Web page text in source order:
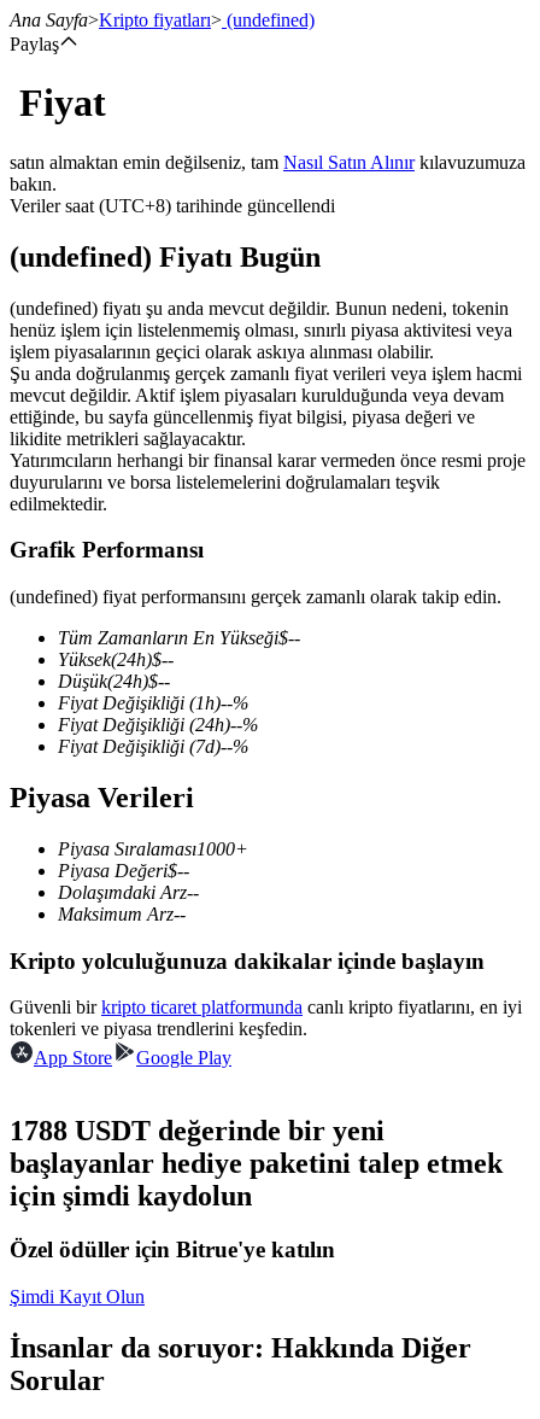
Vadeli İşlemler
USDT Vadeli İşlemleri
Teminat olarak USDT kullanan vadeli işlemler
COIN-M Vadeli İşlemleri
Kripto Para Vadeli İşlemleri
USDC Vadeli İşlemleri
Kopya Ticaret
En iyi traderlarla güçlerinizi birleştirin
Ana Sayfa>Kripto fiyatları> (undefined)
Paylaş
Fiyat
satın almaktan emin değilseniz, tam Nasıl Satın Alınırkılavuzumuza
bakın.
Veriler saat (UTC+8) tarihinde güncellendi
(undefined) Fiyatı Bugün
(undefined) fiyatı şu anda mevcut değildir. Bunun nedeni, tokenin
henüz işlem için listelenmemiş olması, sınırlı piyasa aktivitesi veya
işlem piyasalarının geçici olarak askıya alınması olabilir.
Şu anda doğrulanmış gerçek zamanlı fiyat verileri veya işlem hacmi
mevcut değildir. Aktif işlem piyasaları kurulduğunda veya devam
ettiğinde, bu sayfa güncellenmiş fiyat bilgisi, piyasa değeri ve
likidite metrikleri sağlayacaktır.
Yatırımcıların herhangi bir finansal karar vermeden önce resmi proje
duyurularını ve borsa listelemelerini doğrulamaları teşvik
edilmektedir.
Grafik Performansı
(undefined) fiyat performansını gerçek zamanlı olarak takip edin.
Tüm Zamanların En Yükseği$--
Yüksek(24h)$--
Düşük(24h)$--
Fiyat Değişikliği (1h)--%
Fiyat Değişikliği (24h)--%
Fiyat Değişikliği (7d)--%
Piyasa Verileri
Piyasa Sıralaması1000+
Piyasa Değeri$--
Dolaşımdaki Arz--
Maksimum Arz--
Kripto yolculuğunuza dakikalar içinde başlayın
Güvenli birkripto ticaret platformunda canlı kripto fiyatlarını, en iyi
tokenleri ve piyasa trendlerini keşfedin.
App Store
Google Play
1788 USDT değerinde bir yeni
başlayanlar hediye paketini talep etmek
için şimdi kaydolun
Özel ödüller için Bitrue'ye katılın
Şimdi Kayıt Olun
İnsanlar da soruyor: Hakkında Diğer
Sorular